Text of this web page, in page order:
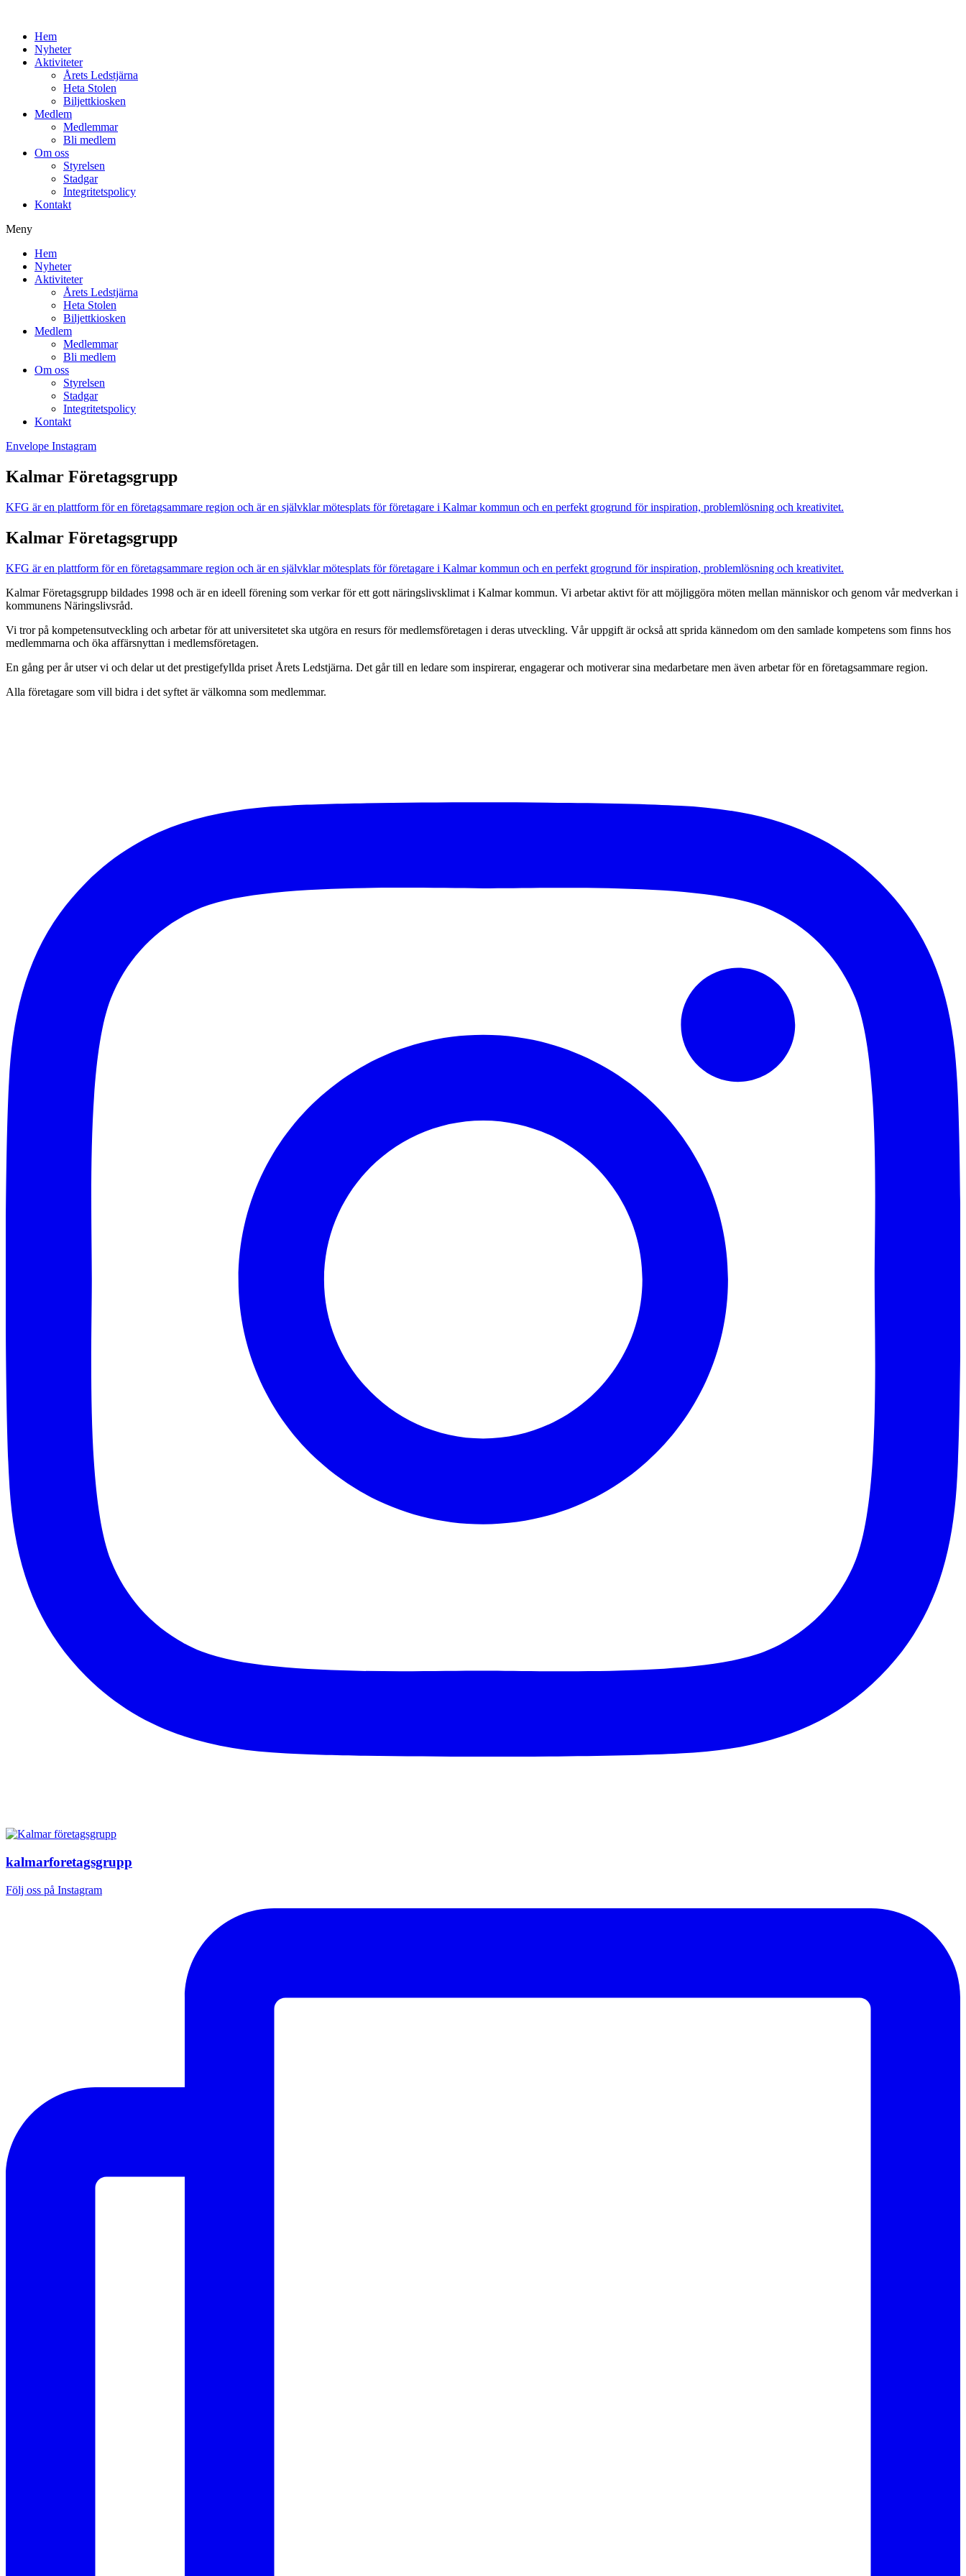
Hem
Nyheter
Aktiviteter
Årets Ledstjärna
Heta Stolen
Biljettkiosken
Medlem
Medlemmar
Bli medlem
Om oss
Styrelsen
Stadgar
Integritetspolicy
Kontakt
Meny
Hem
Nyheter
Aktiviteter
Årets Ledstjärna
Heta Stolen
Biljettkiosken
Medlem
Medlemmar
Bli medlem
Om oss
Styrelsen
Stadgar
Integritetspolicy
Kontakt
Envelope Instagram
Kalmar Företagsgrupp
KFG är en plattform för en företagsammare region och är en självklar mötesplats för företagare i Kalmar kommun och en perfekt grogrund för inspiration, problemlösning och kreativitet.
Kalmar Företagsgrupp
KFG är en plattform för en företagsammare region och är en självklar mötesplats för företagare i Kalmar kommun och en perfekt grogrund för inspiration, problemlösning och kreativitet.
Kalmar Företagsgrupp bildades 1998 och är en ideell förening som verkar för ett gott näringslivsklimat i Kalmar kommun. Vi arbetar aktivt för att möjliggöra möten mellan människoroch genom vår medverkan i
kommunens Näringslivsråd.
Vi tror på kompetensutveckling och arbetar för att universitetet ska utgöra en resurs för medlemsföretagen i deras utveckling. Vår uppgift är också att sprida kännedom om den samlade kompetens som finns hos
medlemmarna och öka affärsnyttan i medlemsföretagen.
En gång per år utser vi och delar ut det prestigefyllda priset Årets Ledstjärna. Det går till en ledare som inspirerar, engagerar och motiverar sina medarbetare men även arbetar för en företagsammare region.
Alla företagare som vill bidra i det syftet är välkomna som medlemmar.
kalmarforetagsgrupp
Följ oss på Instagram